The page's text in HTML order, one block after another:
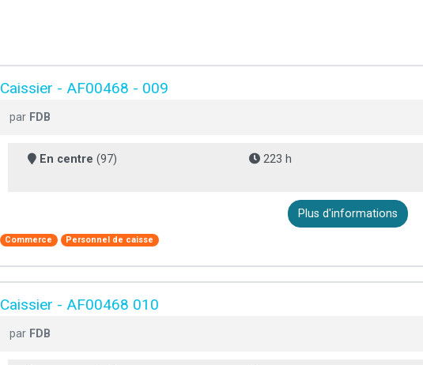
Caissier - AF00468 - 009
par FDB
En centre (97) 223 h
Plus d'informations
Commerce Personnel de caisse
Caissier - AF00468 010
par FDB